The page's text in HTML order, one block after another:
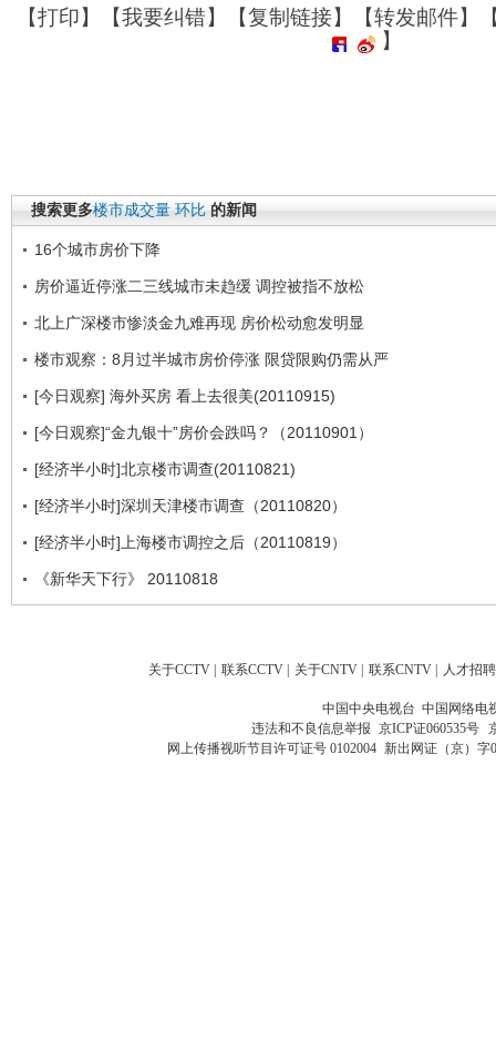
【打印】【我要纠错】【复制链接】【转发邮件】
】
搜索更多楼市成交量 环比 的新闻
16个城市房价下降
房价逼近停涨二三线城市未趋缓 调控被指不放松
北上广深楼市惨淡金九难再现 房价松动愈发明显
楼市观察：8月过半城市房价停涨 限贷限购仍需从严
[今日观察] 海外买房 看上去很美(20110915)
[今日观察]“金九银十”房价会跌吗？（20110901）
[经济半小时]北京楼市调查(20110821)
[经济半小时]深圳天津楼市调查（20110820）
[经济半小时]上海楼市调控之后（20110819）
《新华天下行》 20110818
关于CCTV | 联系CCTV | 关于CNTV | 联系CNTV | 人才招聘
中国中央电视台 中国网络电
违法和不良信息举报 京ICP证060535号
网上传播视听节目许可证号 0102004 新出网证（京）